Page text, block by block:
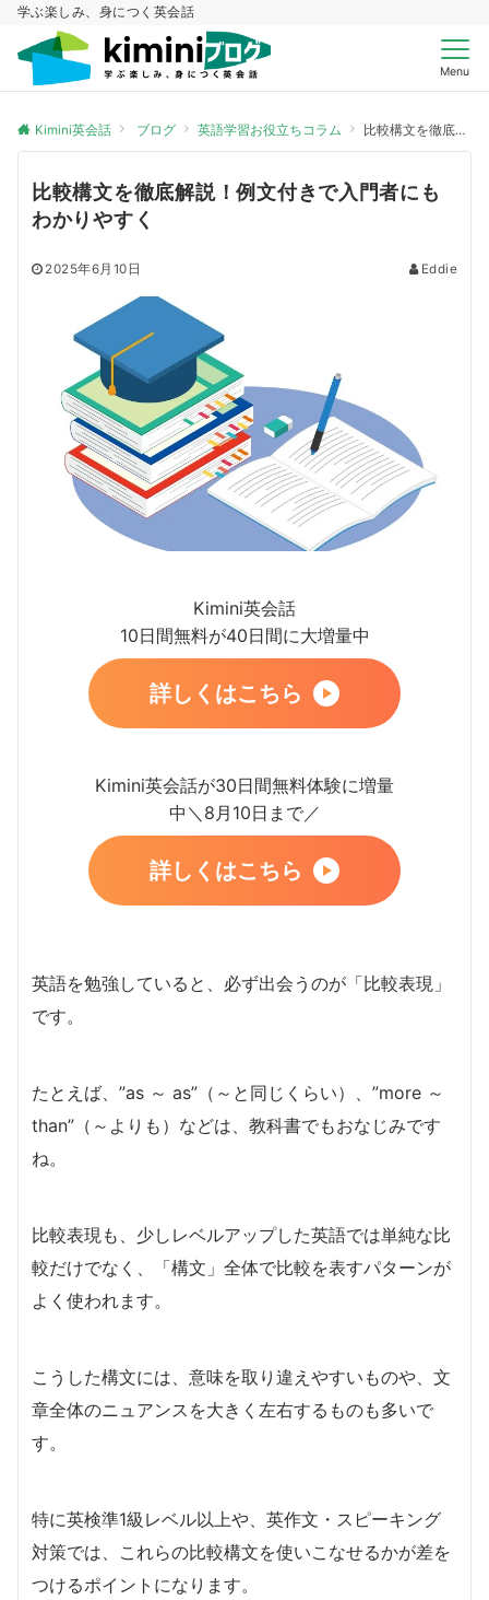
学ぶ楽しみ、身につく英会話
Menu
Kimini英会話 ブログ 英語学習お役立ちコラム 比較構文を徹底解説！例文付きで入門者にもわかりやすく
比較構文を徹底解説！例文付きで入門者にも
わかりやすく
2025年6月10日 Eddie
Kimini英会話
10日間無料が40日間に大増量中
詳しくはこちら
Kimini英会話が30日間無料体験に増量
中＼8月10日まで／
詳しくはこちら
英語を勉強していると、必ず出会うのが「比較表現」
です。
たとえば、”as ～ as”（～と同じくらい）、”more ～
than”（～よりも）などは、教科書でもおなじみです
ね。
比較表現も、少しレベルアップした英語では単純な比
較だけでなく、「構文」全体で比較を表すパターンが
よく使われます。
こうした構文には、意味を取り違えやすいものや、文
章全体のニュアンスを大きく左右するものも多いで
す。
特に英検準1級レベル以上や、英作文・スピーキング
対策では、これらの比較構文を使いこなせるかが差を
つけるポイントになります。